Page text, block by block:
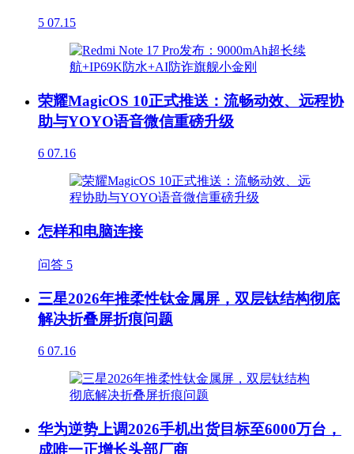
5 07.15
荣耀MagicOS 10正式推送：流畅动效、远程协
助与YOYO语音微信重磅升级
6 07.16
怎样和电脑连接
问答 5
三星2026年推柔性钛金属屏，双层钛结构彻底
解决折叠屏折痕问题
6 07.16
华为逆势上调2026手机出货目标至6000万台，
成唯一正增长头部厂商